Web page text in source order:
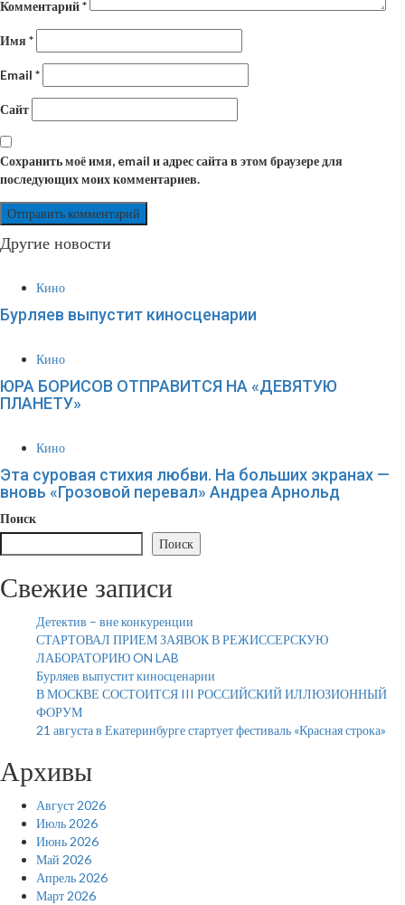
Комментарий*
Имя *
Email *
Сайт
Сохранить моё имя, email и адрес сайта в этом браузере для
последующих моих комментариев.
Другие новости
Кино
Бурляев выпустит киносценарии
Кино
ЮРА БОРИСОВ ОТПРАВИТСЯ НА «ДЕВЯТУЮ
ПЛАНЕТУ»
Кино
Эта суровая стихия любви. На больших экранах —
вновь «Грозовой перевал» Андреа Арнольд
Поиск
Поиск
Свежие записи
Детектив – вне конкуренции
СТАРТОВАЛ ПРИЕМ ЗАЯВОК В РЕЖИССЕРСКУЮ
ЛАБОРАТОРИЮ ON LAB
Бурляев выпустит киносценарии
В МОСКВЕ СОСТОИТСЯ III РОССИЙСКИЙ ИЛЛЮЗИОННЫЙ
ФОРУМ
21 августа в Екатеринбурге стартует фестиваль «Красная строка»
Архивы
Август 2026
Июль 2026
Июнь 2026
Май 2026
Апрель 2026
Март 2026